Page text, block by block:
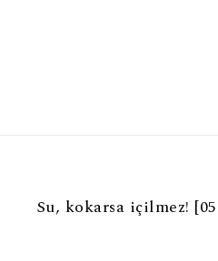
Su, kokarsa içilmez!